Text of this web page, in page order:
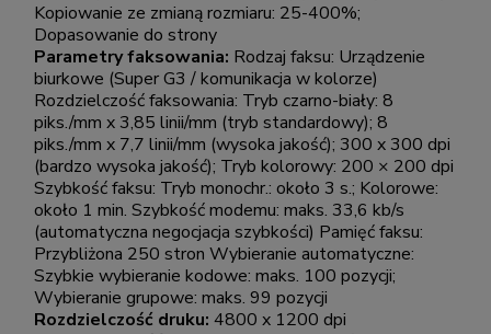
Kopiowanie ze zmianą rozmiaru: 25-400%;
Dopasowanie do strony
Parametry faksowania: Rodzaj faksu: Urządzenie
biurkowe (Super G3 / komunikacja w kolorze)
Rozdzielczość faksowania: Tryb czarno-biały: 8
piks./mm x 3,85 linii/mm (tryb standardowy); 8
piks./mm x 7,7 linii/mm (wysoka jakość); 300 x 300 dpi
(bardzo wysoka jakość); Tryb kolorowy: 200 × 200 dpi
Szybkość faksu: Tryb monochr.: około 3 s.; Kolorowe:
około 1 min. Szybkość modemu: maks. 33,6 kb/s
(automatyczna negocjacja szybkości) Pamięć faksu:
Przybliżona 250 stron Wybieranie automatyczne:
Szybkie wybieranie kodowe: maks. 100 pozycji;
Wybieranie grupowe: maks. 99 pozycji
Rozdzielczość druku: 4800 x 1200 dpi